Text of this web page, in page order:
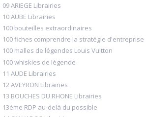
09 ARIEGE Librairies
10 AUBE Librairies
100 bouteilles extraordinaires
100 fiches comprendre la stratégie d'entreprise
100 malles de légendes Louis Vuitton
100 whiskies de légende
11 AUDE Librairies
12 AVEYRON Librairies
13 BOUCHES DU RHONE Librairies
13ème RDP au-delà du possible